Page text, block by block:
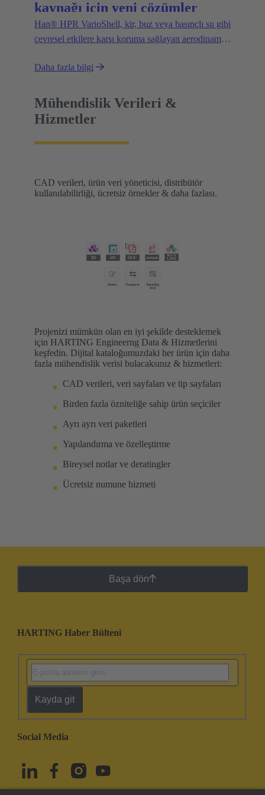
kaynağı için yeni çözümler
Han® HPR VarioShell, kir, buz veya basınçlı su gibi
çevresel etkilere karşı koruma sağlayan aerodinamik
güvenli dış mekan kullanımını garanti eder. Yeni
olasılıkların önünü açar.
Daha fazla bilgi
Mühendislik Verileri &
Hizmetler
CAD verileri, ürün veri yöneticisi, distribütör
kullanılabilirliği, ücretsiz örnekler & daha fazlası.
Projenizi mümkün olan en iyi şekilde desteklemek
için HARTING Engineerng Data & Hizmetlerini
keşfedin. Dijital kataloğumuzdaki her ürün için daha
fazla mühendislik verisi bulacaksınız & hizmetleri:
CAD verileri, veri sayfaları ve tip sayfaları
Birden fazla özniteliğe sahip ürün seçiciler
Ayrı ayrı veri paketleri
Yapılandırma ve özelleştirme
Bireysel notlar ve deratingler
Ücretsiz numune hizmeti
Başa dön
HARTING Haber Bülteni
Kayda git
Social Media